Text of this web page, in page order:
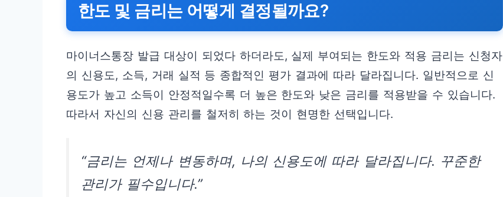
한도 및 금리는 어떻게 결정될까요?
마이너스통장 발급 대상이 되었다 하더라도, 실제 부여되는 한도와 적용 금리는 신청자
의 신용도, 소득, 거래 실적 등 종합적인 평가 결과에 따라 달라집니다. 일반적으로 신
용도가 높고 소득이 안정적일수록 더 높은 한도와 낮은 금리를 적용받을 수 있습니다.
따라서 자신의 신용 관리를 철저히 하는 것이 현명한 선택입니다.
“금리는 언제나 변동하며, 나의 신용도에 따라 달라집니다. 꾸준한
관리가 필수입니다.”